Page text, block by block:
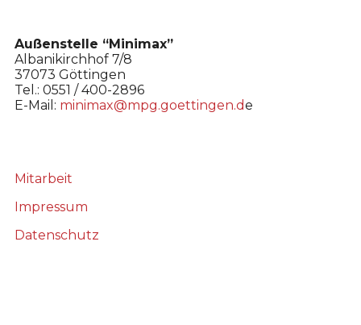
Außenstelle “Minimax”
Albanikirchhof 7/8
37073 Göttingen
Tel.: 0551 / 400-2896
E-Mail: minimax@mpg.goettingen.de
Mitarbeit
Impressum
Datenschutz